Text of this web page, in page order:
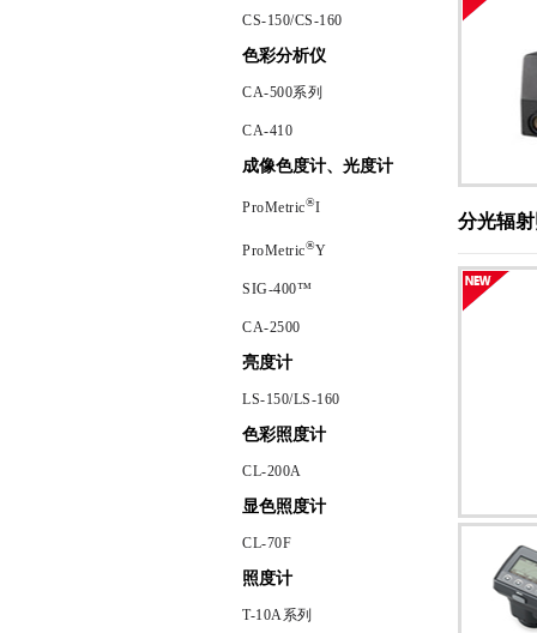
CS-150/CS-160
色彩分析仪
CA-500系列
CA-410
成像色度计、光度计
ProMetric®I
ProMetric®Y
SIG-400™
CA-2500
亮度计
LS-150/LS-160
色彩照度计
CL-200A
显色照度计
CL-70F
照度计
T-10A系列
分光辐